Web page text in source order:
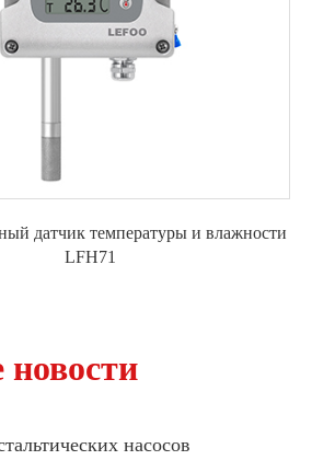
датчик температуры и влажности
LFH71
насосов